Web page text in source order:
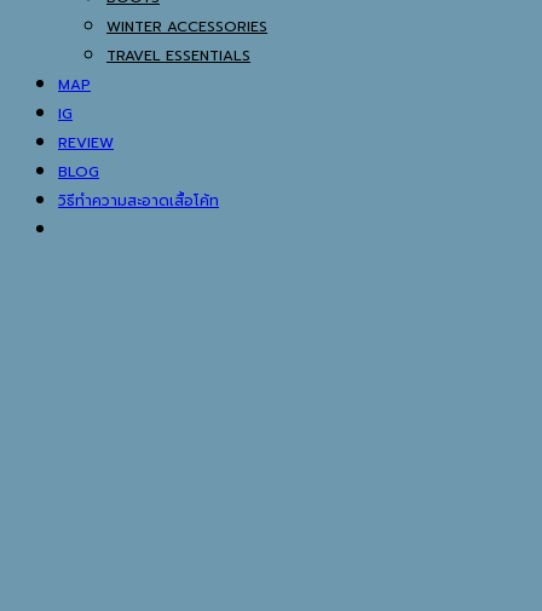
WINTER ACCESSORIES
TRAVEL ESSENTIALS
MAP
IG
REVIEW
BLOG
วิธีทำความสะอาดเสื้อโค้ท